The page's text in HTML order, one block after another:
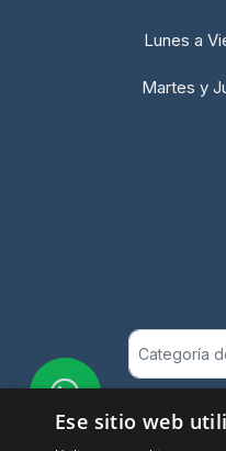
Lunes a
Martes y
Ese sitio web